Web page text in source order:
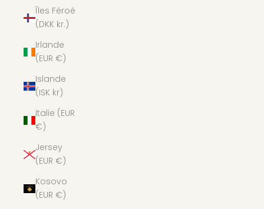
Îles Féroé
(DKK kr.)
Irlande
(EUR €)
Islande
(ISK kr)
Italie (EUR
€)
Jersey
(EUR €)
Kosovo
(EUR €)